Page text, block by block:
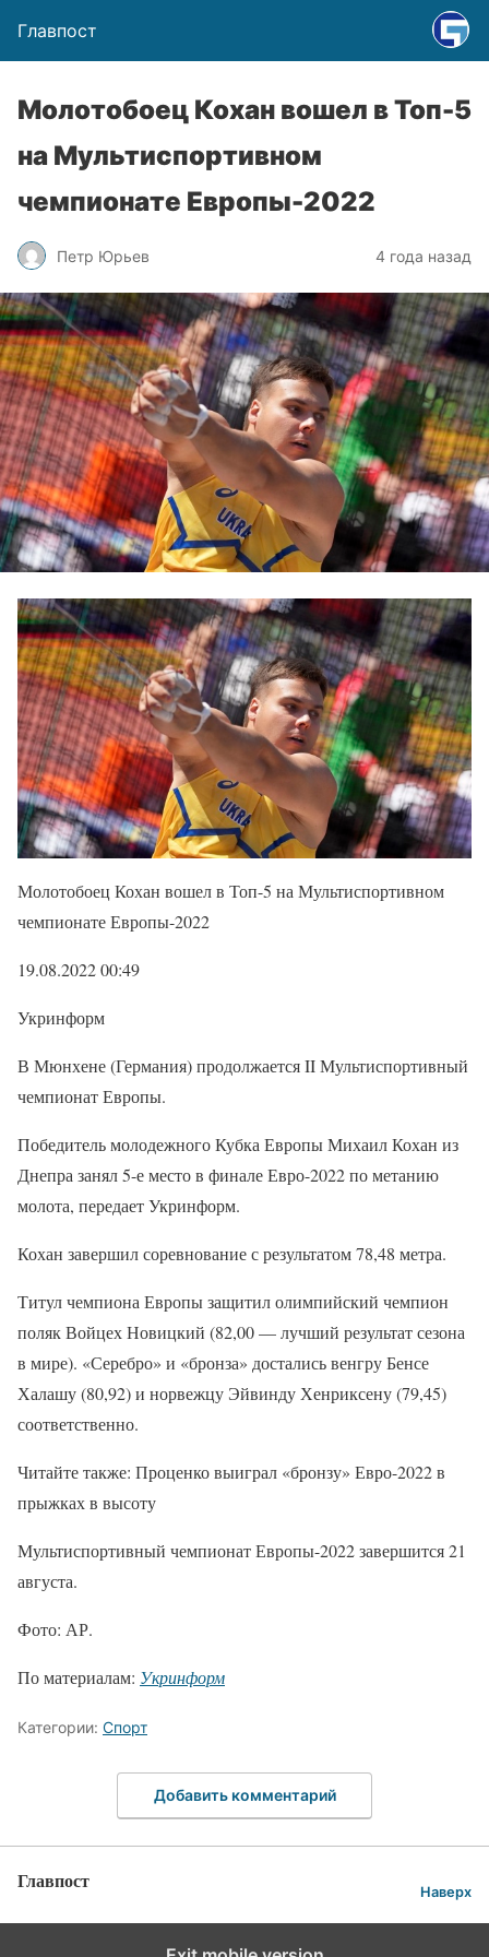
Главпост
Молотобоец Кохан вошел в Топ-5
на Мультиспортивном
чемпионате Европы-2022
Петр Юрьев 4 года назад
Молотобоец Кохан вошел в Топ-5 на Мультиспортивном
чемпионате Европы-2022
19.08.2022 00:49
Укринформ
В Мюнхене (Германия) продолжается II Мультиспортивный
чемпионат Европы.
Победитель молодежного Кубка Европы Михаил Кохан из
Днепра занял 5-е место в финале Евро-2022 по метанию
молота, передает Укринформ.
Кохан завершил соревнование с результатом 78,48 метра.
Титул чемпиона Европы защитил олимпийский чемпион
поляк Войцех Новицкий (82,00 — лучший результат сезона
в мире). «Серебро» и «бронза» достались венгру Бенсе
Халашу (80,92) и норвежцу Эйвинду Хенриксену (79,45)
соответственно.
Читайте также: Проценко выиграл «бронзу» Евро-2022 в
прыжках в высоту
Мультиспортивный чемпионат Европы-2022 завершится 21
августа.
Фото: АР.
По материалам: Укринформ
Категории: Спорт
Добавить комментарий
Главпост Наверх